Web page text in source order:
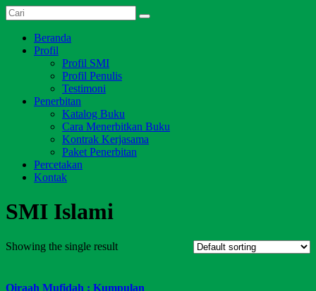
Skip
to
content
Salim
Media
Indonesia
Dari
Jambi
untuk
Menu
Beranda
Profil
Profil SMI
Profil Penulis
Testimoni
Penerbitan
Katalog Buku
Cara Menerbitkan Buku
Kontrak Kerjasama
Paket Penerbitan
Percetakan
Kontak
SMI Islami
Showing the single result
Qiraah Mufidah : Kumpulan